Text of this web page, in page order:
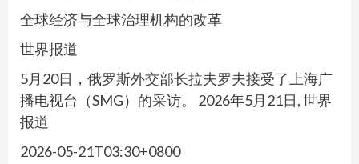
全球经济与全球治理机构的改革
世界报道
5月20日，俄罗斯外交部长拉夫罗夫接受了上海广
播电视台（SMG）的采访。 2026年5月21日, 世界
报道
2026-05-21T03:30+0800